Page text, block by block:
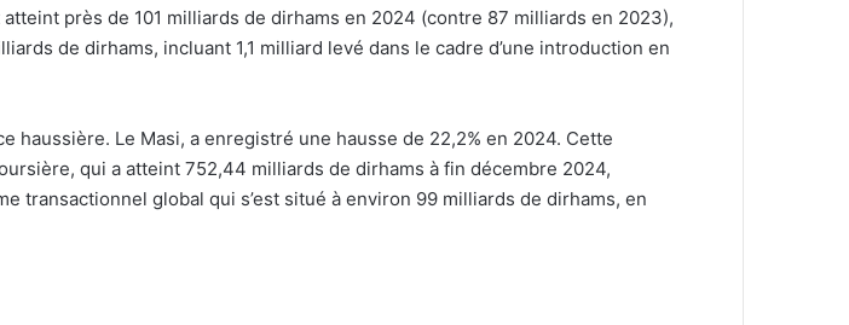
près de 101 milliards de dirhams en 2024 (contre 87 milliards en 2023),
de dirhams, incluant 1,1 milliard levé dans le cadre d’une introduction en
Le Masi, a enregistré une hausse de 22,2% en 2024. Cette
qui a atteint 752,44 milliards de dirhams à fin décembre 2024,
transactionnel global qui s’est situé à environ 99 milliards de dirhams, en